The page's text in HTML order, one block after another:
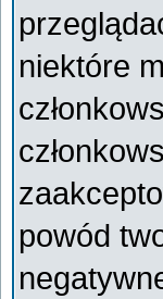
niektóre
powód